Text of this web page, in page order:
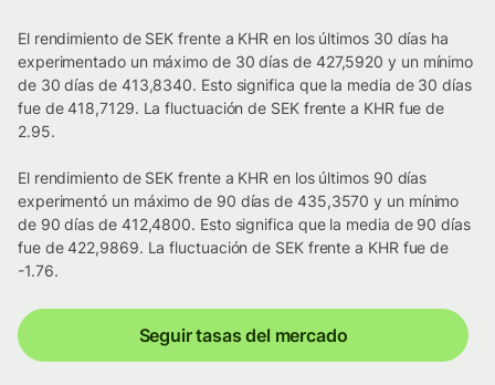
El rendimiento de SEK frente a KHR en los últimos 30 días ha
experimentado un máximo de 30 días de 427,5920 y un mínimo
de 30 días de 413,8340. Esto significa que la media de 30 días
fue de 418,7129. La fluctuación de SEK frente a KHR fue de
2.95.
El rendimiento de SEK frente a KHR en los últimos 90 días
experimentó un máximo de 90 días de 435,3570 y un mínimo
de 90 días de 412,4800. Esto significa que la media de 90 días
fue de 422,9869. La fluctuación de SEK frente a KHR fue de
-1.76.
Seguir tasas del mercado